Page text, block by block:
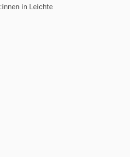
in Leichte